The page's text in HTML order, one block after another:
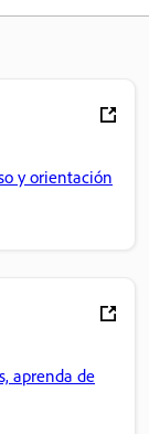
y orientación
aprenda de